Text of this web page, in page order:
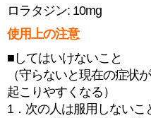
ロラタジン: 10mg
使用上の注意
■してはいけないこと
（守らないと現在の症状
起こりやすくなる）
1．次の人は服用しないこ